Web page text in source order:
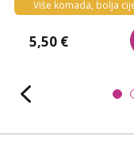
Više komada, bolja
5,50 €